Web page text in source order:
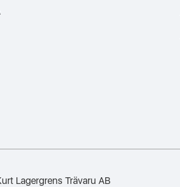
Lagergrens Trävaru AB